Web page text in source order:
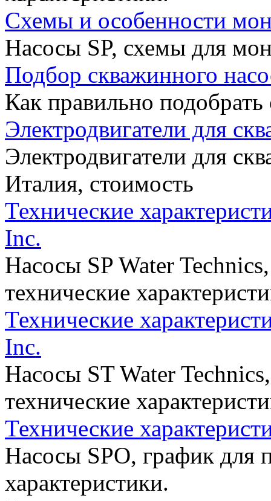
Схемы и особенности
Насосы SP, схемы для
Подбор скважинного
Как правильно
Электродвигатели для
Электродвигатели для
Италия, стоимость
Технические
Inc.
Насосы SP Water
технические
Технические
Inc.
Насосы ST Water
технические
Технические
Насосы SPO, график для
характеристики.